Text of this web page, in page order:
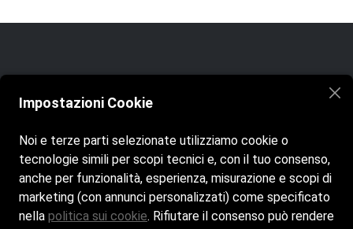
Eventi & Cerimonie
Impostazioni Cookie
Noi e terze parti selezionate utilizziamo cookie o
tecnologie simili per scopi tecnici e, con il tuo consenso,
anche per funzionalità, esperienza, misurazione e scopi di
marketing (con annunci personalizzati) come specificato
nella politica sui cookie. Rifiutare il consenso può rendere